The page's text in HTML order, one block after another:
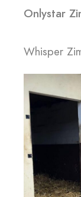
Onlystar
Whisper